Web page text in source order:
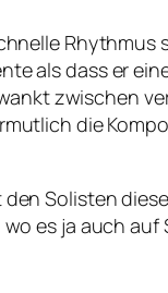
als dass er
zwischen
die
Solisten
es ja auch